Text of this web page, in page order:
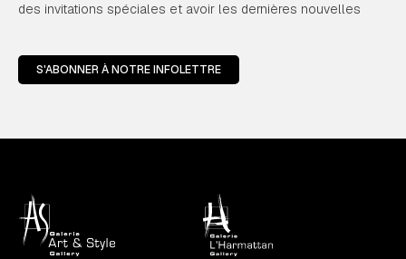
des invitations spéciales et avoir les dernières nouvelles
S'ABONNER À NOTRE INFOLETTRE